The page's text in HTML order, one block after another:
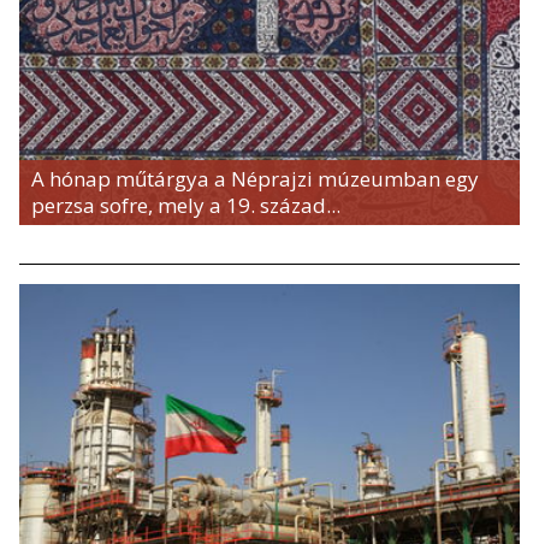
A hónap műtárgya a Néprajzi múzeumban egy
perzsa sofre, mely a 19. század...